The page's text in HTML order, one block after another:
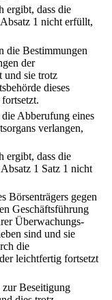
ergibt, dass die
1 nicht erfüllt,
die Bestimmungen
der
und sie trotz
dieses
Abberufung eines
verlangen,
ergibt, dass die
1 Satz 1 nicht
Börsenträgers gegen
Geschäftsführung
Überwachungs-
sind und sie
die
leichtfertig fortsetzt
Beseitigung